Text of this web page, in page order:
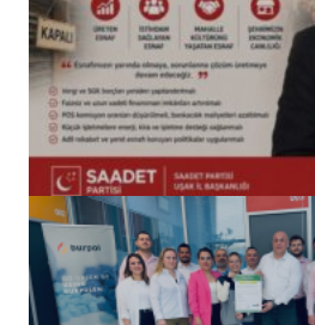
(başlıksız)
Alaattin Karahan tarafından 14/07/2026